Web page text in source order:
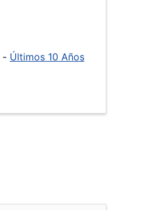
- Últimos 10 Años